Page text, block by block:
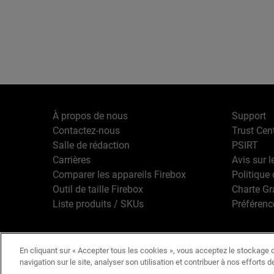
À propos de nous
Contactez-nous
Salle de rédaction
Carrières
Comparer les appareils Firebox
Outil de taille Firebox
Liste produits / SKUs
Support
Trust
PSIRT
Avis sur
Politique
Charte
Français Copyright ©
En cliquant sur « Accepter tous les cookies », vous acceptez le stockage
navigation sur le site, analyser son utilisation et contribuer à nos efforts